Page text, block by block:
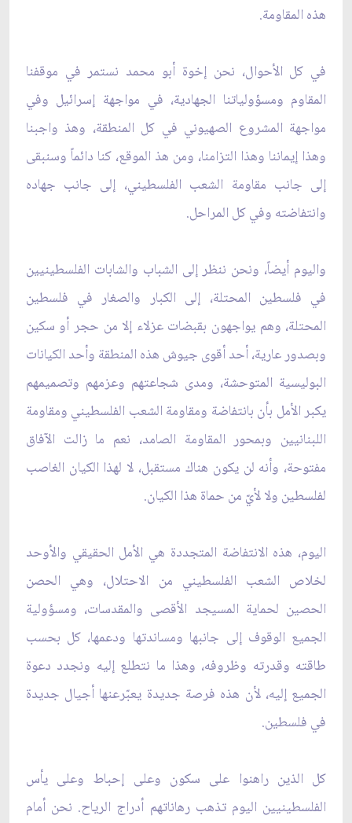
هذه المقاومة.
في كل الأحوال، نحن إخوة أبو محمد نستمر في موقفنا
المقاوم ومسؤولياتنا الجهادية، في مواجهة إسرائيل وفي
مواجهة المشروع الصهيوني في كل المنطقة، وهذ واجبنا
وهذا إيماننا وهذا التزامنا، ومن هذ الموقع، كنا دائماً وسنبقى
إلى جانب مقاومة الشعب الفلسطيني، إلى جانب جهاده
وانتفاضته وفي كل المراحل.
واليوم أيضاً، ونحن ننظر إلى الشباب والشابات الفلسطينيين
في فلسطين المحتلة، إلى الكبار والصغار في فلسطين
المحتلة، وهم يواجهون بقبضات عزلاء إلا من حجر أو سكين
وبصدور عارية، أحد أقوى جيوش هذه المنطقة وأحد الكيانات
البوليسية المتوحشة، ومدى شجاعتهم وعزمهم وتصميمهم
يكبر الأمل بأن بانتفاضة ومقاومة الشعب الفلسطيني ومقاومة
اللبنانيين وبمحور المقاومة الصامد، نعم ما زالت الآفاق
مفتوحة، وأنه لن يكون هناك مستقبل، لا لهذا الكيان الغاصب
لفلسطين ولا لأيّ من حماة هذا الكيان.
اليوم، هذه الانتفاضة المتجددة هي الأمل الحقيقي والأوحد
لخلاص الشعب الفلسطيني من الاحتلال، وهي الحصن
الحصين لحماية المسيجد الأقصى والمقدسات، ومسؤولية
الجميع الوقوف إلى جانبها ومساندتها ودعمها، كل بحسب
طاقته وقدرته وظروفه، وهذا ما نتطلع إليه ونجدد دعوة
الجميع إليه، لأن هذه فرصة جديدة يعبّرعنها أجيال جديدة
في فلسطين.
كل الذين راهنوا على سكون وعلى إحباط وعلى يأس
الفلسطينيين اليوم تذهب رهاناتهم أدراج الرياح. نحن أمام